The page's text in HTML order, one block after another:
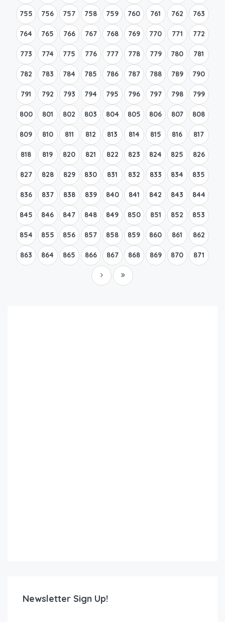
755 756 757 758 759 760 761 762 763
764 765 766 767 768 769 770 771 772
773 774 775 776 777 778 779 780 781
782 783 784 785 786 787 788 789 790
791 792 793 794 795 796 797 798 799
800 801 802 803 804 805 806 807 808
809 810 811 812 813 814 815 816 817
818 819 820 821 822 823 824 825 826
827 828 829 830 831 832 833 834 835
836 837 838 839 840 841 842 843 844
845 846 847 848 849 850 851 852 853
854 855 856 857 858 859 860 861 862
863 864 865 866 867 868 869 870 871
Newsletter Sign Up!